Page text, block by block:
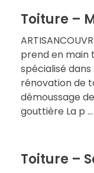
Toiture –
prend en main
spécialisé dans
rénovation de
démoussage
gouttière La p ...
Toiture –